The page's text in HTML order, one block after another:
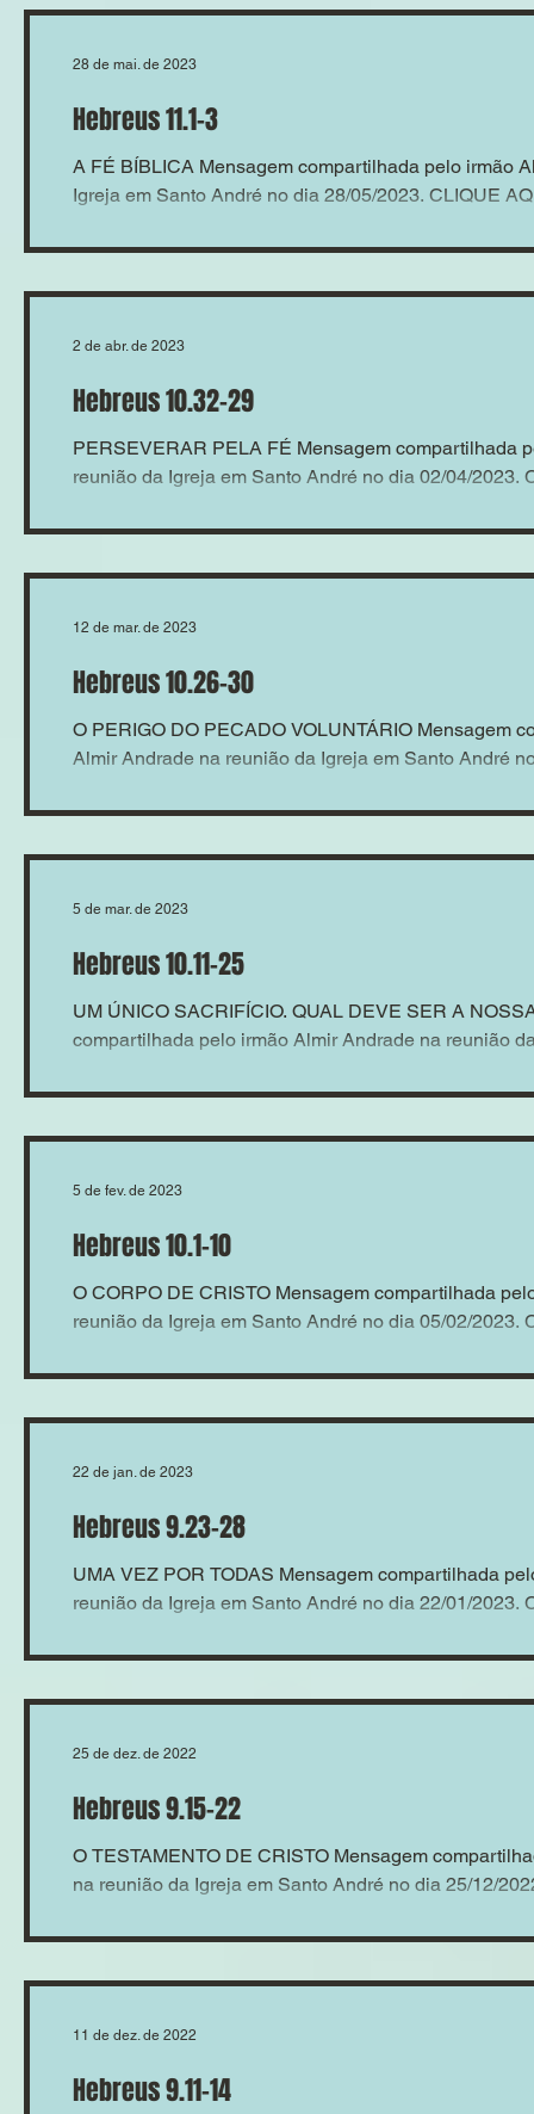
Hebreus 11.1-3
A FÉ BÍBLICA Mensagem compartilhada pelo irmão
Igreja em Santo André no dia 28/05/2023. CLIQUE
28 de mai. de 2023
Hebreus 10.32-29
PERSEVERAR PELA FÉ Mensagem compartilhada
reunião da Igreja em Santo André no dia 02/04/2023.
2 de abr. de 2023
Hebreus 10.26-30
O PERIGO DO PECADO VOLUNTÁRIO Mensagem
Almir Andrade na reunião da Igreja em Santo André
12 de mar. de 2023
Hebreus 10.11-25
UM ÚNICO SACRIFÍCIO. QUAL DEVE SER A
compartilhada pelo irmão Almir Andrade na reunião
5 de mar. de 2023
Hebreus 10.1-10
O CORPO DE CRISTO Mensagem compartilhada
reunião da Igreja em Santo André no dia 05/02/2023.
5 de fev. de 2023
Hebreus 9.23-28
UMA VEZ POR TODAS Mensagem compartilhada
reunião da Igreja em Santo André no dia 22/01/2023.
22 de jan. de 2023
Hebreus 9.15-22
O TESTAMENTO DE CRISTO Mensagem
na reunião da Igreja em Santo André no dia 25/12/
25 de dez. de 2022
Hebreus 9.11-14
11 de dez. de 2022